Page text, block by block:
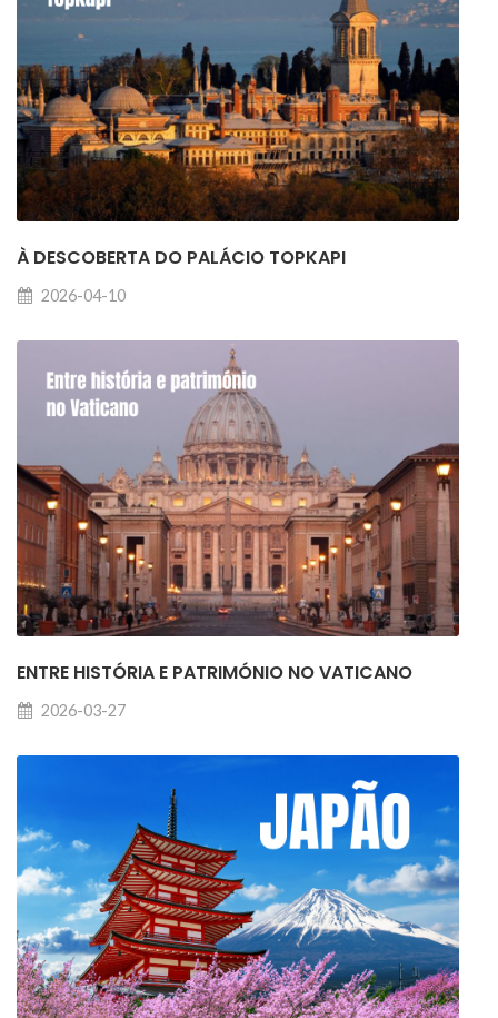
À DESCOBERTA DO PALÁCIO TOPKAPI
2026-04-10
ENTRE HISTÓRIA E PATRIMÓNIO NO VATICANO
2026-03-27